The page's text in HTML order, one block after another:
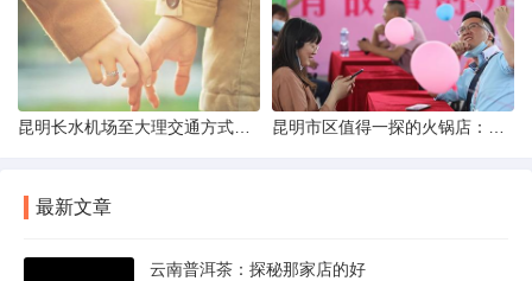
最新文章
云南普洱茶：探秘那家店的好